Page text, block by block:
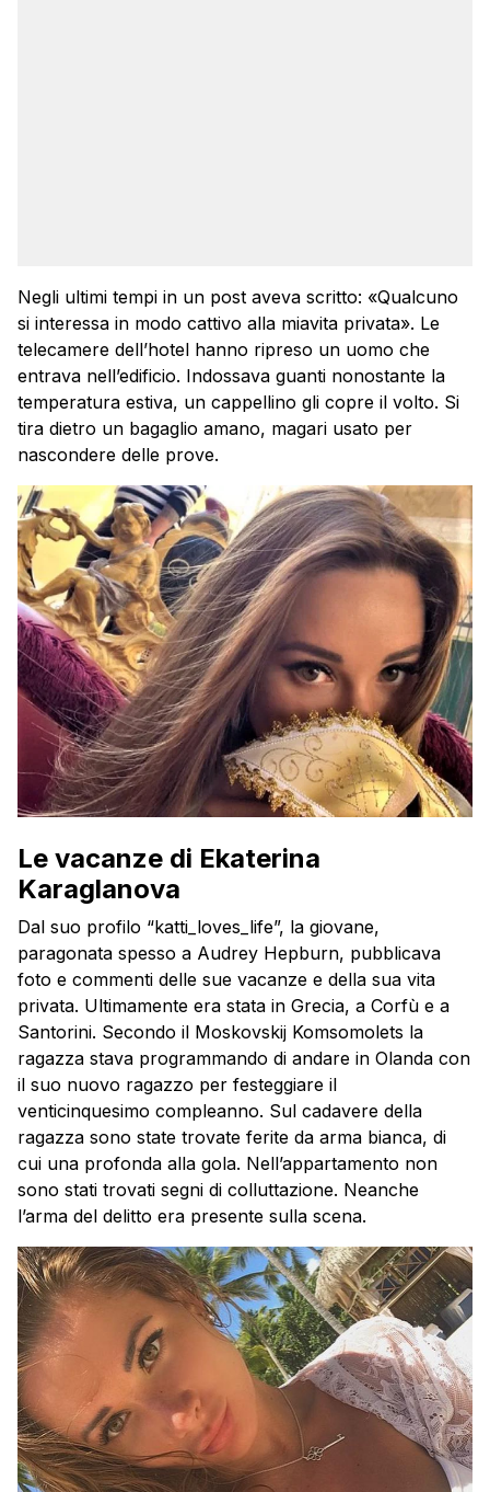
Negli ultimi tempi in un post aveva scritto: «Qualcuno
si interessa in modo cattivo alla miavita privata». Le
telecamere dell’hotel hanno ripreso un uomo che
entrava nell’edificio. Indossava guanti nonostante la
temperatura estiva, un cappellino gli copre il volto. Si
tira dietro un bagaglio amano, magari usato per
nascondere delle prove.
Le vacanze di Ekaterina
Karaglanova
Dal suo profilo “katti_loves_life”, la giovane,
paragonata spesso a Audrey Hepburn, pubblicava
foto e commenti delle sue vacanze e della sua vita
privata. Ultimamente era stata in Grecia, a Corfù e a
Santorini. Secondo il Moskovskij Komsomolets la
ragazza stava programmando di andare in Olanda con
il suo nuovo ragazzo per festeggiare il
venticinquesimo compleanno. Sul cadavere della
ragazza sono state trovate ferite da arma bianca, di
cui una profonda alla gola. Nell’appartamento non
sono stati trovati segni di colluttazione. Neanche
l’arma del delitto era presente sulla scena.